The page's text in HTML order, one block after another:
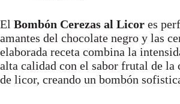
El Bombón Cerezas al Licor es
amantes del chocolate negro y las
elaborada receta combina la
alta calidad con el sabor frutal de la
de licor, creando un bombón